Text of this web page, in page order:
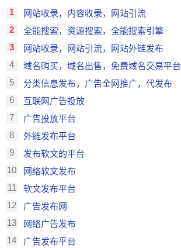
1 网站收录，内容收录，网站引流
2 全能搜索，资源搜索，全能搜索引擎
3 网站收录，网站引流，网站外链发布
4 域名购买，域名出售，免费域名交易平台
5 分类信息发布，广告全网推广，代发布
6 互联网广告投放
7 广告投放平台
8 外链发布平台
9 发布软文的平台
10 网络软文发布
11 软文发布平台
12 广告发布网
13 网络广告发布
14 广告发布平台